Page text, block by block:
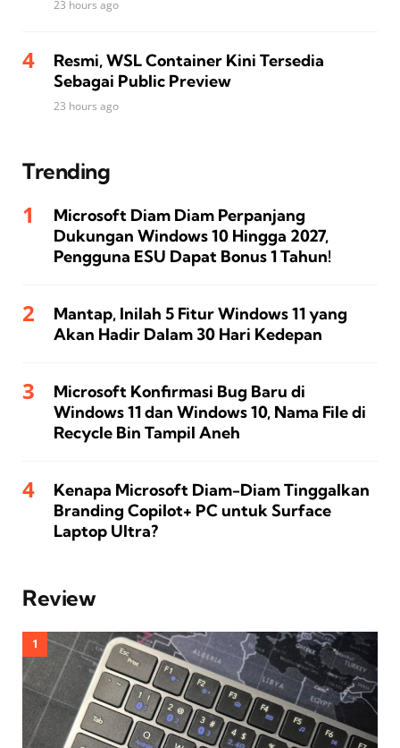
23 hours ago
Resmi, WSL Container Kini Tersedia
Sebagai Public Preview
23 hours ago
Trending
Microsoft Diam Diam Perpanjang
Dukungan Windows 10 Hingga 2027,
Pengguna ESU Dapat Bonus 1 Tahun!
Mantap, Inilah 5 Fitur Windows 11 yang
Akan Hadir Dalam 30 Hari Kedepan
Microsoft Konfirmasi Bug Baru di
Windows 11 dan Windows 10, Nama File di
Recycle Bin Tampil Aneh
Kenapa Microsoft Diam-Diam Tinggalkan
Branding Copilot+ PC untuk Surface
Laptop Ultra?
Review